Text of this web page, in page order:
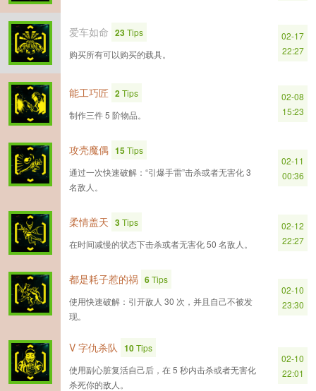
爱车如命 23Tips
购买所有可以购买的载具。
02-17
22:27
能工巧匠 2Tips
制作三件 5 阶物品。
02-08
15:23
攻壳魔偶 15Tips
通过一次快速破解：“引爆手雷”击杀或者无害化 3
名敌人。
02-11
00:36
柔情盖天 3Tips
在时间减慢的状态下击杀或者无害化 50 名敌人。
02-12
22:27
都是耗子惹的祸 6Tips
使用快速破解：引开敌人 30 次，并且自己不被发
现。
02-10
23:30
V 字仇杀队 10Tips
使用副心脏复活自己后，在 5 秒内击杀或者无害化
杀死你的敌人。
02-10
22:01